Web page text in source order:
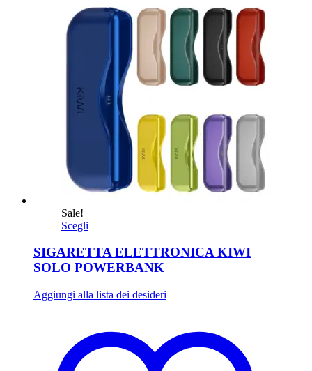
Sale!
Scegli
SIGARETTA ELETTRONICA KIWI
SOLO POWERBANK
Aggiungi alla lista dei desideri